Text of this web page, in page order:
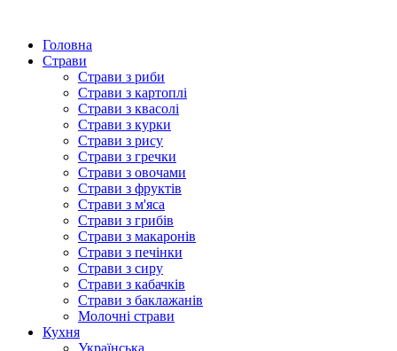
Головна
Страви
Страви з риби
Страви з картоплі
Страви з квасолі
Страви з курки
Страви з рису
Страви з гречки
Страви з овочами
Страви з фруктів
Страви з м'яса
Страви з грибів
Страви з макаронів
Страви з печінки
Страви з сиру
Страви з кабачків
Страви з баклажанів
Молочні страви
Кухня
Українська